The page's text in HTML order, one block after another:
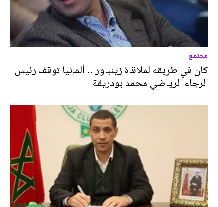
مجتمع
كان في طريقه لملاقاة زينباور .. ألمانيا توقف رئيس
الرجاء الرياضي محمد بودريقة